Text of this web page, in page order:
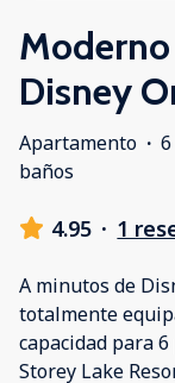
Disney
Apartamento ·
baños
4.95 · 1
A minutos de
totalmente
capacidad para
Storey Lake